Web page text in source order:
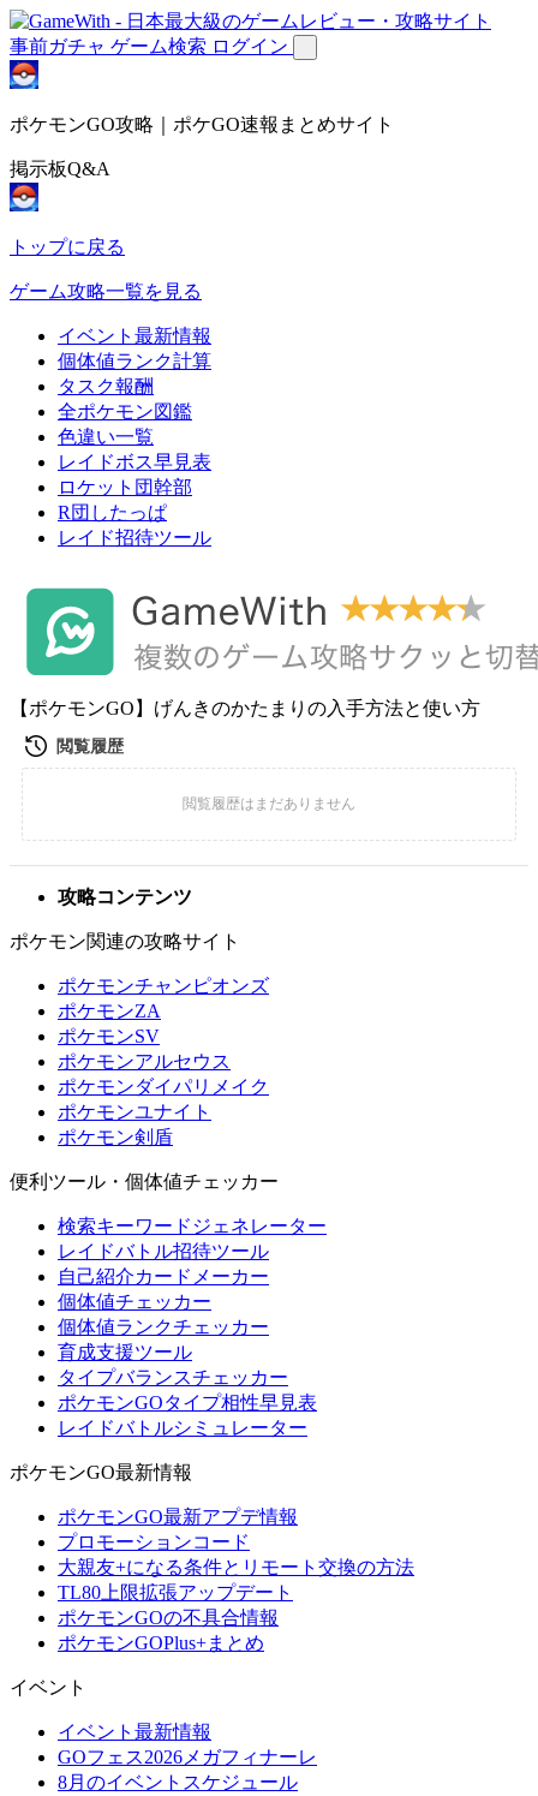
事前ガチャ ゲーム検索 ログイン
ポケモンGO攻略｜ポケGO速報まとめサイト
掲示板Q&A
トップに戻る
ゲーム攻略一覧を見る
イベント最新情報
個体値ランク計算
タスク報酬
全ポケモン図鑑
色違い一覧
レイドボス早見表
ロケット団幹部
R団したっぱ
レイド招待ツール
【ポケモンGO】げんきのかたまりの入手方法と使い方
攻略コンテンツ
ポケモン関連の攻略サイト
ポケモンチャンピオンズ
ポケモンZA
ポケモンSV
ポケモンアルセウス
ポケモンダイパリメイク
ポケモンユナイト
ポケモン剣盾
便利ツール・個体値チェッカー
検索キーワードジェネレーター
レイドバトル招待ツール
自己紹介カードメーカー
個体値チェッカー
個体値ランクチェッカー
育成支援ツール
タイプバランスチェッカー
ポケモンGOタイプ相性早見表
レイドバトルシミュレーター
ポケモンGO最新情報
ポケモンGO最新アプデ情報
プロモーションコード
大親友+になる条件とリモート交換の方法
TL80上限拡張アップデート
ポケモンGOの不具合情報
ポケモンGOPlus+まとめ
イベント
イベント最新情報
GOフェス2026メガフィナーレ
8月のイベントスケジュール